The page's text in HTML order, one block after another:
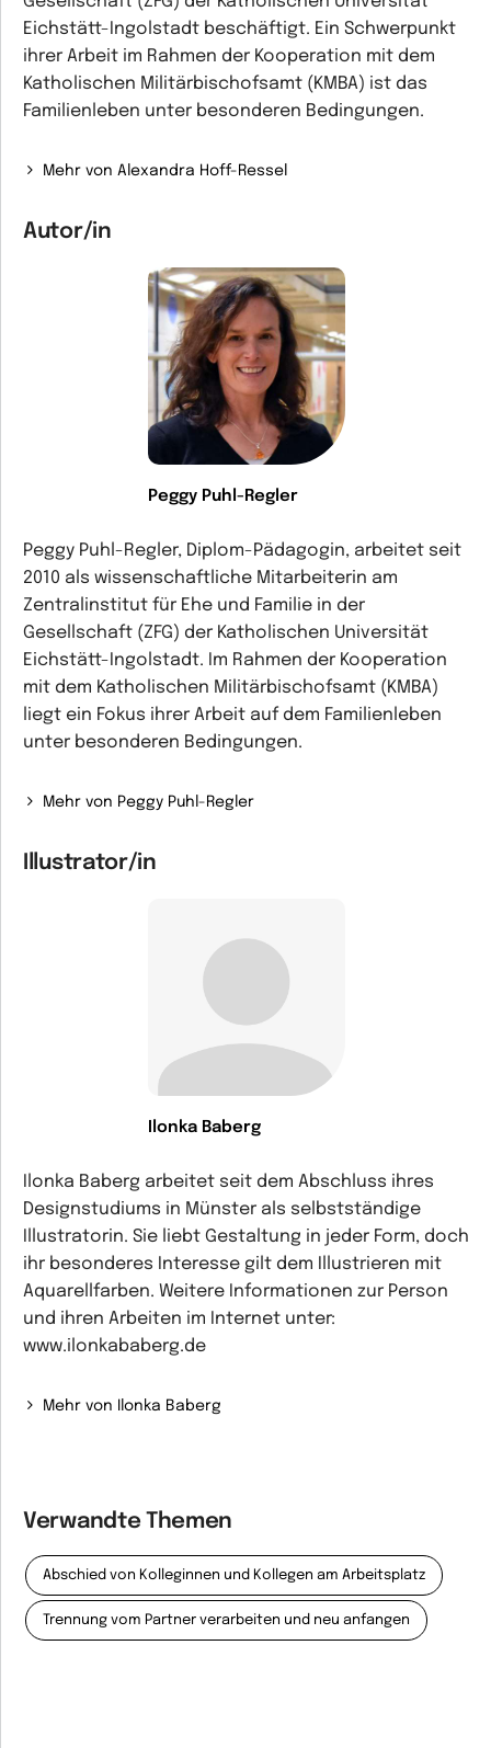
Eichstätt-Ingolstadt beschäftigt. Ein Schwerpunkt
ihrer Arbeit im Rahmen der Kooperation mit dem
Katholischen Militärbischofsamt (KMBA) ist das
Familienleben unter besonderen Bedingungen.
Mehr von Alexandra Hoff-Ressel
Autor/in
Peggy Puhl-Regler
Peggy Puhl-Regler, Diplom-Pädagogin, arbeitet seit
2010 als wissenschaftliche Mitarbeiterin am
Zentralinstitut für Ehe und Familie in der
Gesellschaft (ZFG) der Katholischen Universität
Eichstätt-Ingolstadt. Im Rahmen der Kooperation
mit dem Katholischen Militärbischofsamt (KMBA)
liegt ein Fokus ihrer Arbeit auf dem Familienleben
unter besonderen Bedingungen.
Mehr von Peggy Puhl-Regler
Illustrator/in
Ilonka Baberg
Ilonka Baberg arbeitet seit dem Abschluss ihres
Designstudiums in Münster als selbstständige
Illustratorin. Sie liebt Gestaltung in jeder Form, doch
ihr besonderes Interesse gilt dem Illustrieren mit
Aquarellfarben. Weitere Informationen zur Person
und ihren Arbeiten im Internet unter:
www.ilonkababerg.de
Mehr von Ilonka Baberg
Verwandte Themen
Abschied von Kolleginnen und Kollegen am Arbeitsplatz
Trennung vom Partner verarbeiten und neu anfangen